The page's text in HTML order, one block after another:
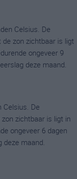
Celsius. De
zon zichtbaar is ligt
ongeveer 9
deze maand.
Celsius. De
zichtbaar is ligt in
ongeveer 6 dagen
deze maand.